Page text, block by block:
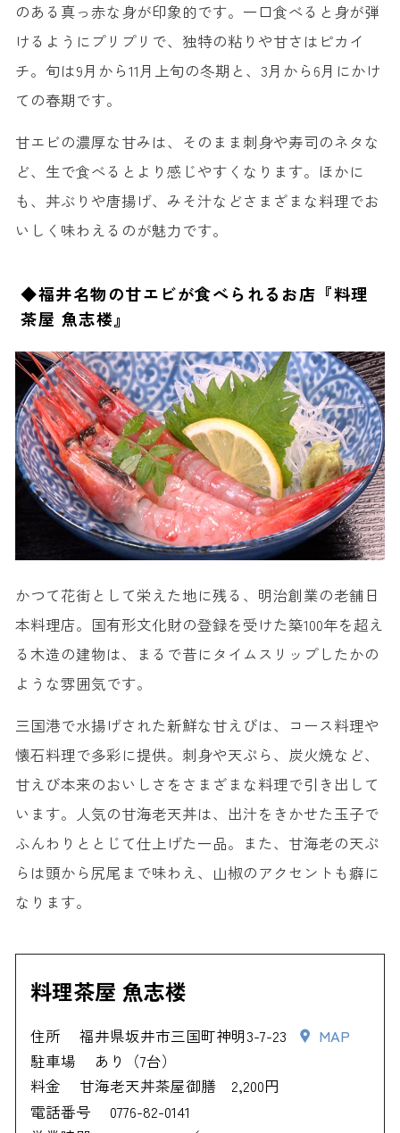
のある真っ赤な身が印象的です。一口食べると身が弾
けるようにプリプリで、独特の粘りや甘さはピカイ
チ。旬は9月から11月上旬の冬期と、3月から6月にかけ
ての春期です。
甘エビの濃厚な甘みは、そのまま刺身や寿司のネタな
ど、生で食べるとより感じやすくなります。ほかに
も、丼ぶりや唐揚げ、みそ汁などさまざまな料理でお
いしく味わえるのが魅力です。
◆福井名物の甘エビが食べられるお店『料理
茶屋 魚志楼』
かつて花街として栄えた地に残る、明治創業の老舗日
本料理店。国有形文化財の登録を受けた築100年を超え
る木造の建物は、まるで昔にタイムスリップしたかの
ような雰囲気です。
三国港で水揚げされた新鮮な甘えびは、コース料理や
懐石料理で多彩に提供。刺身や天ぷら、炭火焼など、
甘えび本来のおいしさをさまざまな料理で引き出して
います。人気の甘海老天丼は、出汁をきかせた玉子で
ふんわりととじて仕上げた一品。また、甘海老の天ぷ
らは頭から尻尾まで味わえ、山椒のアクセントも癖に
なります。
料理茶屋 魚志楼
住所 福井県坂井市三国町神明3-7-23
MAP
駐車場
あり（7台）
料金
甘海老天丼茶屋御膳 2,200円
電話番号
0776-82-0141